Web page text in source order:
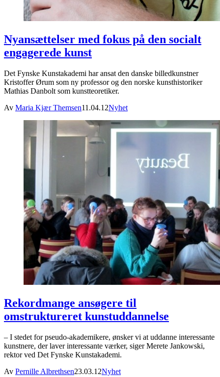
Nyansættelser med fokus på den socialt
engagerede kunst
Det Fynske Kunstakademi har ansat den danske billedkunstner
Kristoffer Ørum som ny professor og den norske kunsthistoriker
Mathias Danbolt som kunstteoretiker.
Av Maria Kjær Themsen11.04.12Nyhet
Rekordmange ansøgere til
omstruktureret kunstuddannelse
– I stedet for pseudo-akademikere, ønsker vi at uddanne interessante
kunstnere, der laver interessante værker, siger Merete Jankowski,
rektor ved Det Fynske Kunstakademi.
Av Pernille Albrethsen23.03.12Nyhet